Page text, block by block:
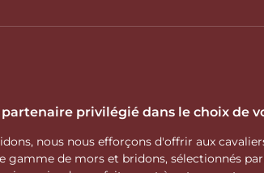
partenaire privilégié dans le choix de
nous nous efforçons d'offrir aux
gamme de mors et bridons, sélectionnés